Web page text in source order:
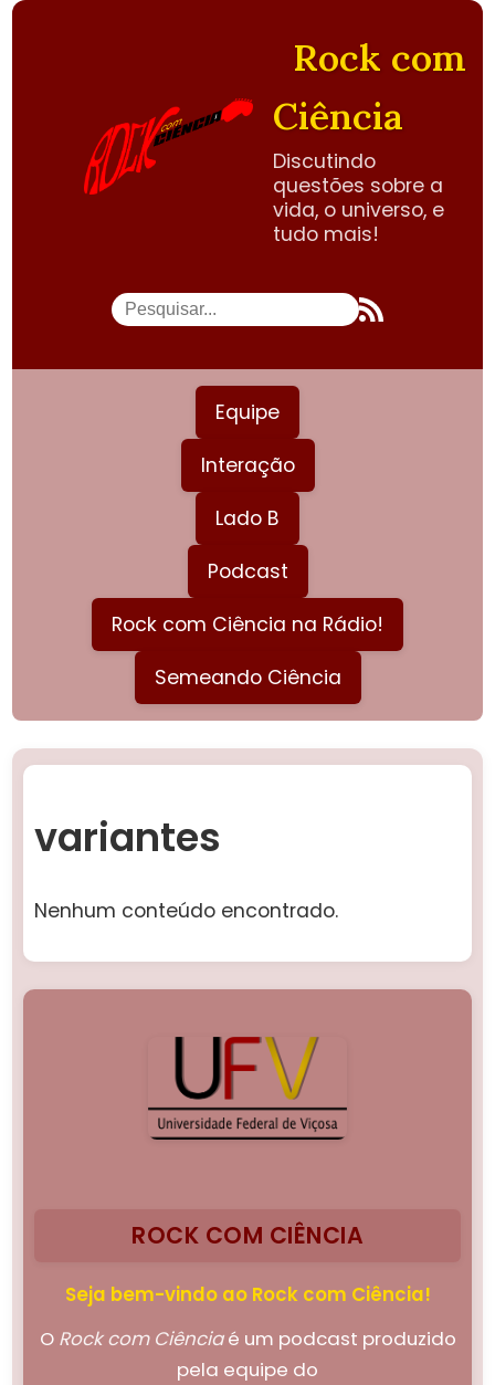
Rock com
Ciência
Discutindo
questões sobre a
vida, o universo, e
tudo mais!
Equipe
Interação
Lado B
Podcast
Rock com Ciência na Rádio!
Semeando Ciência
variantes
Nenhum conteúdo encontrado.
ROCK COM CIÊNCIA
Seja bem-vindo ao Rock com Ciência!
O Rock com Ciênciaé um podcast produzido
pela equipe do